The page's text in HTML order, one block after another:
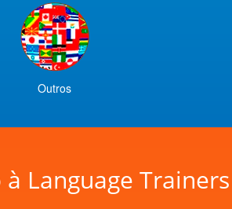
Outros
Language Trainers